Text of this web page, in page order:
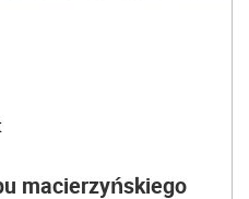
macierzyńskiego